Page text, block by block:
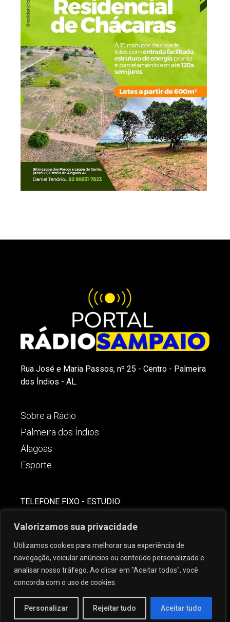
Valorizamos sua privacidade
Utilizamos cookies para melhorar sua experiência de
navegação, veicular anúncios ou conteúdo personalizado e
analisar nosso tráfego. Ao clicar em "Aceitar todos", você
concorda com o uso de cookies.
Personalizar Rejeitar tudo Aceitar tudo
Rua José e Maria Passos, nº 25 - Centro - Palmeira
dos Índios - AL.
Sobre a Rádio
Palmeira dos Índios
Alagoas
Esporte
TELEFONE FIXO - ESTUDIO:
(82) 99621-8806